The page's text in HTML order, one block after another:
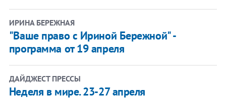
ИРИНА БЕРЕЖНАЯ
"Ваше право с Ириной Бережной" -
программа от 19 апреля
ДАЙДЖЕСТ ПРЕССЫ
Неделя в мире. 23-27 апреля